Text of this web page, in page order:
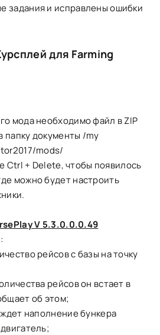
задания и исправлены ошибки
для Farming
мода необходимо файл в ZIP
папку документы /my
mods/
Ctrl + Delete, чтобы появилось
можно будет настроить
V 5.3.0.0.0.49
рейсов с базы на точку
рейсов он встает в
об этом;
наполнение бункера